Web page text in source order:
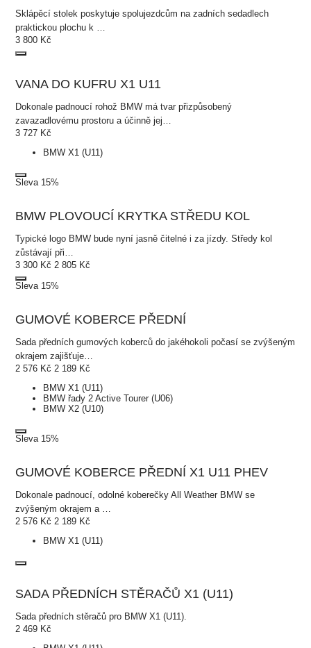
Sklápěcí stolek poskytuje spolujezdcům na zadních sedadlech
praktickou plochu k …
3 800 Kč
VANA DO KUFRU X1 U11
Dokonale padnoucí rohož BMW má tvar přizpůsobený
zavazadlovému prostoru a účinně jej…
3 727 Kč
BMW X1 (U11)
Sleva 15%
BMW PLOVOUCÍ KRYTKA STŘEDU KOL
Typické logo BMW bude nyní jasně čitelné i za jízdy. Středy kol
zůstávají při…
3 300 Kč2 805 Kč
Sleva 15%
GUMOVÉ KOBERCE PŘEDNÍ
Sada předních gumových koberců do jakéhokoli počasí se zvýšeným
okrajem zajišťuje…
2 576 Kč2 189 Kč
BMW X1 (U11)
BMW řady 2 Active Tourer (U06)
BMW X2 (U10)
Sleva 15%
GUMOVÉ KOBERCE PŘEDNÍ X1 U11 PHEV
Dokonale padnoucí, odolné koberečky All Weather BMW se
zvýšeným okrajem a …
2 576 Kč2 189 Kč
BMW X1 (U11)
SADA PŘEDNÍCH STĚRAČŮ X1 (U11)
Sada předních stěračů pro BMW X1 (U11).
2 469 Kč